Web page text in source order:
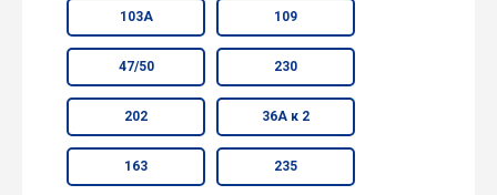
103А 109
47/50 230
202 36А к 2
163 235